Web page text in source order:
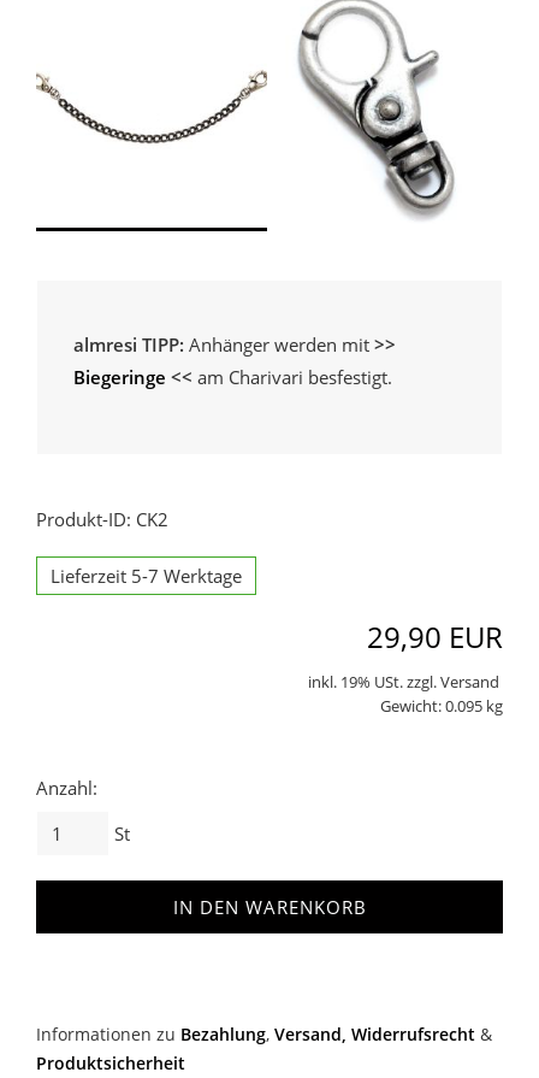
almresi TIPP: Anhänger werden mit >>
Biegeringe << am Charivari besfestigt.
Produkt-ID: CK2
Lieferzeit 5-7 Werktage
29,90 EUR
inkl. 19% USt. zzgl. Versand
Gewicht: 0.095 kg
Anzahl:
St
IN DEN WARENKORB
Informationen zu Bezahlung, Versand, Widerrufsrecht &
Produktsicherheit